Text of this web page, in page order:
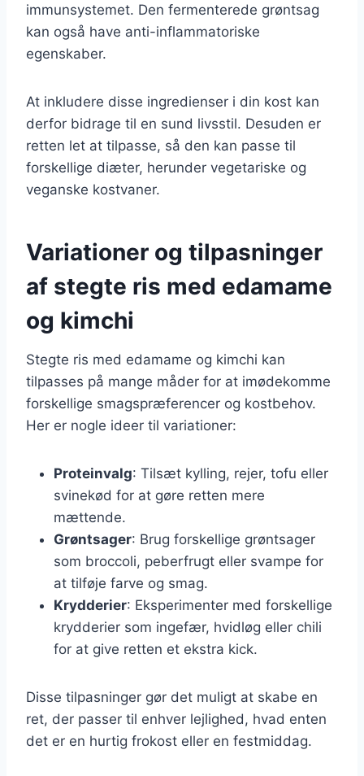
immunsystemet. Den fermenterede grøntsag
kan også have anti-inflammatoriske
egenskaber.
At inkludere disse ingredienser i din kost kan
derfor bidrage til en sund livsstil. Desuden er
retten let at tilpasse, så den kan passe til
forskellige diæter, herunder vegetariske og
veganske kostvaner.
Variationer og tilpasninger
af stegte ris med edamame
og kimchi
Stegte ris med edamame og kimchi kan
tilpasses på mange måder for at imødekomme
forskellige smagspræferencer og kostbehov.
Her er nogle ideer til variationer:
Proteinvalg: Tilsæt kylling, rejer, tofu eller
svinekød for at gøre retten mere
mættende.
Grøntsager: Brug forskellige grøntsager
som broccoli, peberfrugt eller svampe for
at tilføje farve og smag.
Krydderier: Eksperimenter med forskellige
krydderier som ingefær, hvidløg eller chili
for at give retten et ekstra kick.
Disse tilpasninger gør det muligt at skabe en
ret, der passer til enhver lejlighed, hvad enten
det er en hurtig frokost eller en festmiddag.